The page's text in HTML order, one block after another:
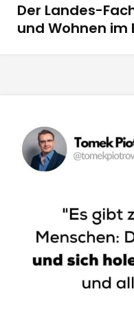
Der Landes-
und Wohnen im